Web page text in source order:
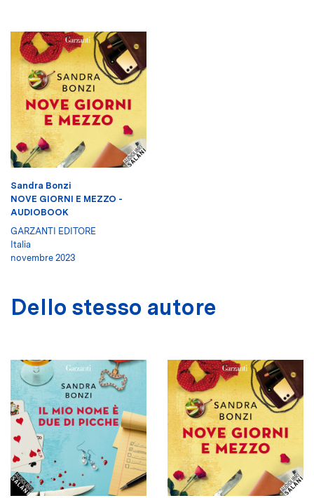
Sandra Bonzi
NOVE GIORNI E MEZZO -
AUDIOBOOK
GARZANTI EDITORE
Italia
novembre 2023
Dello stesso autore